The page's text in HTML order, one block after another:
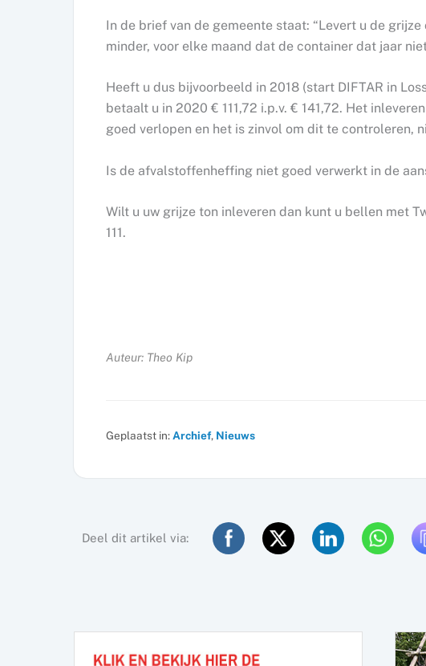
In de brief van de gemeente staat: “Levert u de
minder, voor elke maand dat de container dat jaar
Heeft u dus bijvoorbeeld in 2018 (start DIFTAR in
betaalt u in 2020 € 111,72 i.p.v. € 141,72. Het
goed verlopen en het is zinvol om dit te controleren,
Is de afvalstoffenheffing niet goed verwerkt in de
Wilt u uw grijze ton inleveren dan kunt u bellen met
111.
Auteur: Theo Kip
Geplaatst in: Archief, Nieuws
Deel dit artikel via: